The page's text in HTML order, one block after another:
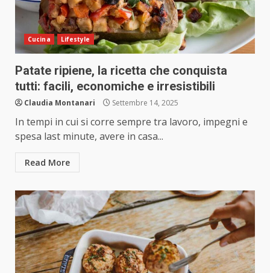
Cucina Lifestyle
Patate ripiene, la ricetta che conquista
tutti: facili, economiche e irresistibili
Claudia Montanari Settembre 14, 2025
In tempi in cui si corre sempre tra lavoro, impegni e
spesa last minute, avere in casa...
Read More